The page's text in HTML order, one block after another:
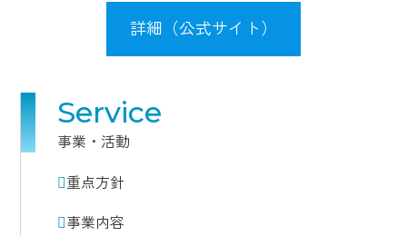
詳細（公式サイト）
Service
事業・活動
重点方針
事業内容